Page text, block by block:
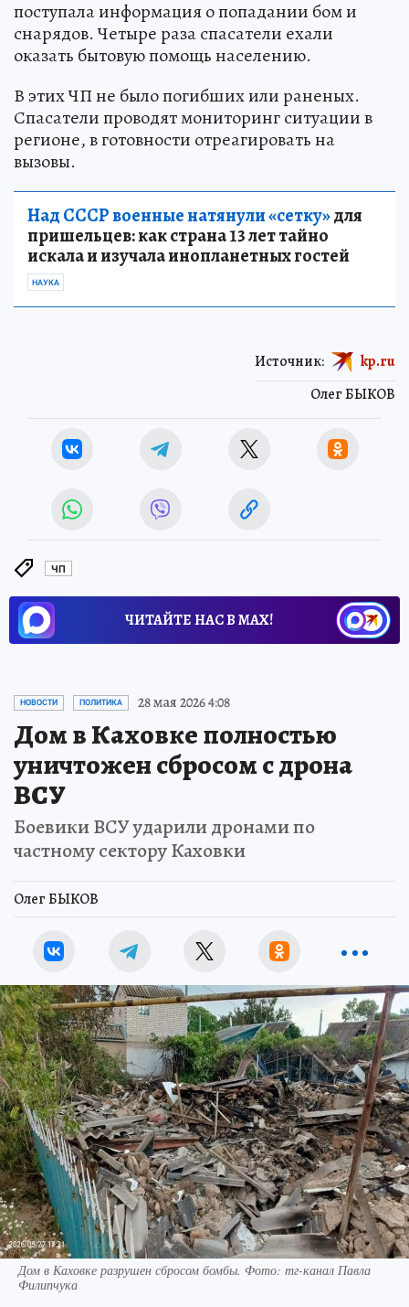
поступала информация о попадании бом и
снарядов. Четыре раза спасатели ехали
оказать бытовую помощь населению.
В этих ЧП не было погибших или раненых.
Спасатели проводят мониторинг ситуации в
регионе, в готовности отреагировать на
вызовы.
Над СССР военные натянули «сетку»для
пришельцев: как страна 13 лет тайно
искала и изучала инопланетных гостей
НАУКА
Олег БЫКОВ
Источник: kp.ru
ЧП
ЧИТАЙТЕ НАС В МАХ!
НОВОСТИ ПОЛИТИКА 28 мая 2026 4:08
Дом в Каховке полностью
уничтожен сбросом с дрона
ВСУ
Боевики ВСУ ударили дронами по
частному сектору Каховки
Олег БЫКОВ
Дом в Каховке разрушен сбросом бомбы. Фото: тг-канал Павла
Филипчука